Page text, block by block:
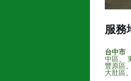
服務
台中市
中區
豐原區
大肚區